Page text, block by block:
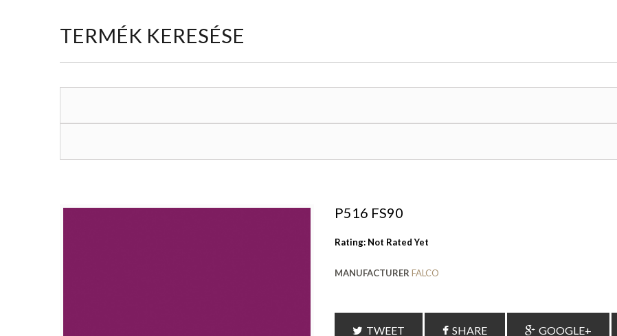
TERMÉK KERESÉSE
P516 FS90
Rating: Not Rated Yet
MANUFACTURER FALCO
TWEET SHARE GOOGLE+